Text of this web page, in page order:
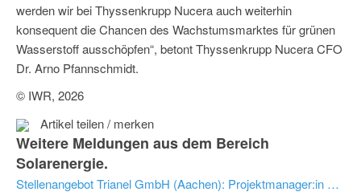
werden wir bei Thyssenkrupp Nucera auch weiterhin
konsequent die Chancen des Wachstumsmarktes für grünen
Wasserstoff ausschöpfen“, betont Thyssenkrupp Nucera CFO
Dr. Arno Pfannschmidt.
© IWR, 2026
Artikel teilen / merken
Weitere Meldungen aus dem Bereich
Solarenergie.
Stellenangebot Trianel GmbH (Aachen): Projektmanager:in Erneuerbare Energien - Planung (m/w/d)